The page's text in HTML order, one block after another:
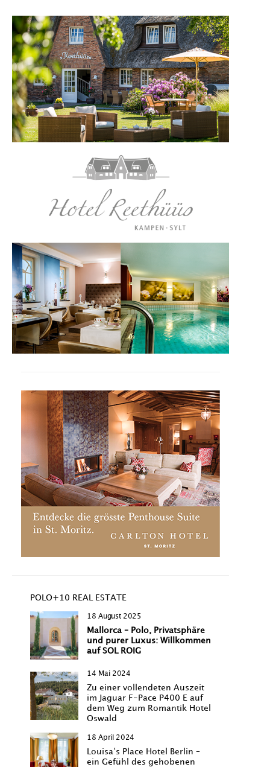
POLO+10 REAL ESTATE
18 August 2025
Mallorca – Polo, Privatsphäre
und purer Luxus: Willkommen
auf SOL ROIG
14 Mai 2024
Zu einer vollendeten Auszeit
im Jaguar F-Pace P400 E auf
dem Weg zum Romantik Hotel
Oswald
18 April 2024
Louisa‘s Place Hotel Berlin –
ein Gefühl des gehobenen